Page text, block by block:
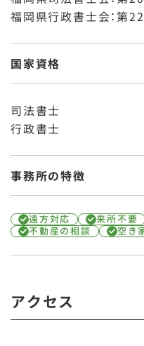
福岡県行政書士会：第
国家資格
司法書士
行政書士
事務所の特徴
遠方対応 来所不要
不動産の相談
空き
アクセス